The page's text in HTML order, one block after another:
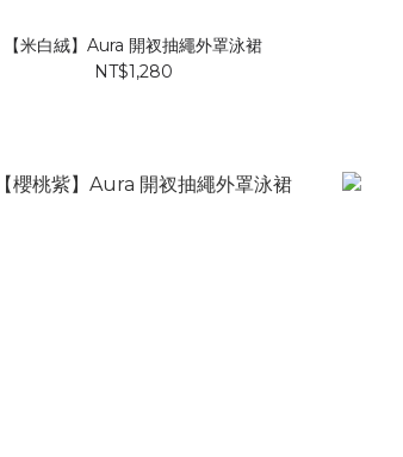
【米白絨】Aura 開衩抽繩外罩泳裙
NT$1,280